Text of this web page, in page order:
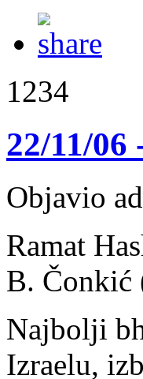
1234
22/11/
Objavio
Ramat
B. Čonkić
Najbolji
Izraelu,